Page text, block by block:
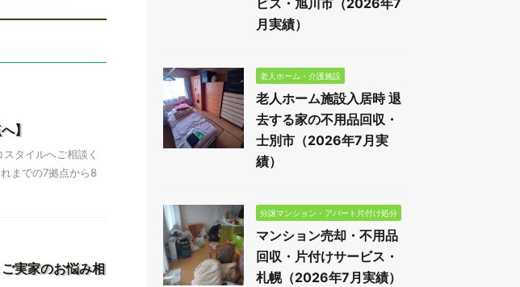
】
タイルへご相談く
までの7拠点から8
実家のお悩み相
ビス・旭川市（2026年7
月実績）
老人ホーム・介護施設
老人ホーム施設入居時 退
去する家の不用品回収・
士別市（2026年7月実
績）
分譲マンション・アパート片付け処分
マンション売却・不用品
回収・片付けサービス・
札幌（2026年7月実績）